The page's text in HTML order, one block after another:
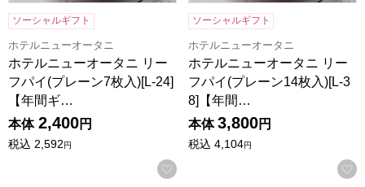
ソーシャルギフト
ホテルニューオータニ
ホテルニューオータニ リー
フパイ(プレーン7枚入)[L-24]
【年間ギ…
本体 2,400円
税込 2,592円
お気に入りに登録する
ソーシャルギフト
ホテルニューオータニ
ホテルニューオータニ リー
フパイ(プレーン14枚入)[L-3
8]【年間…
本体 3,800円
税込 4,104円